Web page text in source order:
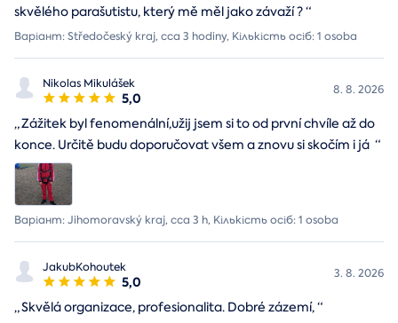
skvělého parašutistu, který mě měl jako závaží ?“
Варіант: Středočeský kraj, cca 3 hodiny, Кількість осіб: 1 osoba
Nikolas Mikulášek
5,0 8. 8. 2026
„Zážitek byl fenomenální,užij jsem si to od první chvíle až do
konce. Určitě budu doporučovat všem a znovu si skočím i já “
Варіант: Jihomoravský kraj, cca 3 h, Кількість осіб: 1 osoba
JakubKohoutek
5,0 3. 8. 2026
„Skvělá organizace, profesionalita. Dobré zázemí,“